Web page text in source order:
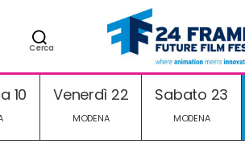
Cerca
24FRAME
Future
Fest
EDIZIONE 2024
10 Venerdì 22
MODENA
Sabato 23
MODENA